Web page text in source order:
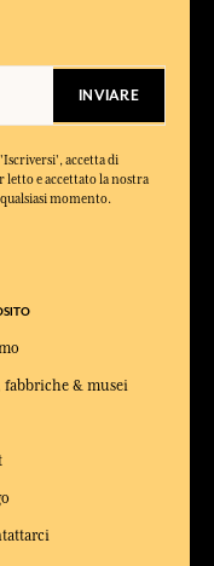
INVIARE
accetta di
letto e accettato la nostra
momento.
fabbriche & musei